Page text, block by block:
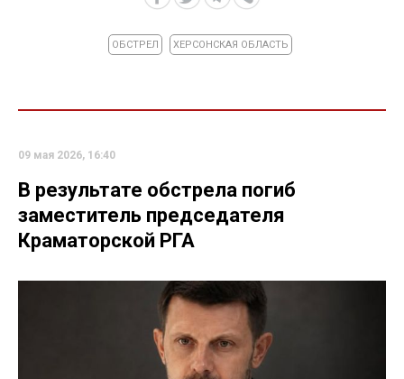
ОБСТРЕЛ ХЕРСОНСКАЯ ОБЛАСТЬ
09 мая 2026, 16:40
В результате обстрела погиб
заместитель председателя
Краматорской РГА